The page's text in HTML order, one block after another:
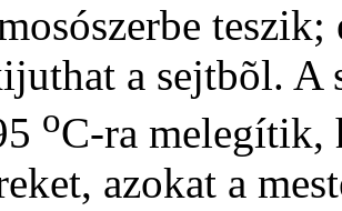
a sejtbõl. A
oC-ra melegítik,
azokat a